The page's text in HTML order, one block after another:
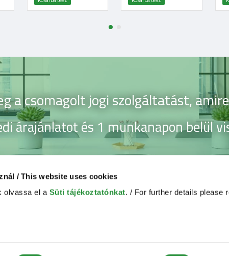
/ This website uses cookies
olvassa el a Süti tájékoztatónkat. / For further details please
a csomagolt jogi szolgáltatást,
árajánlatot és 1 munkanapon belül
EGYEDI ÁRAJÁNLATOT KÉREK